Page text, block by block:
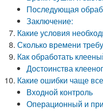
Последующая
Заключение:
Какие условия
Сколько времени
Как обработать
Достоинства
Какие ошибки чаще
Входной контроль
Операционный и